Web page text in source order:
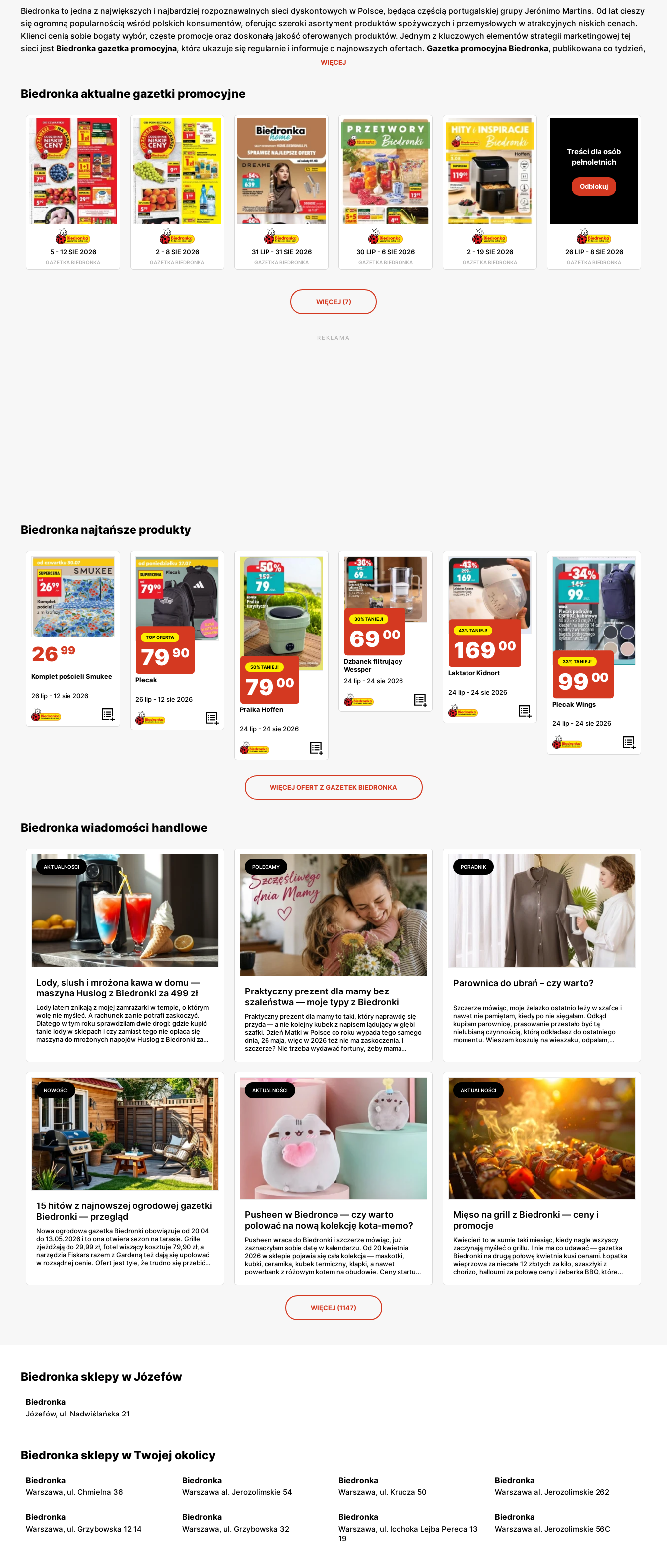
Biedronka to jedna z największych i najbardziej rozpoznawalnych sieci dyskontowych w Polsce, będąca częścią portugalskiej grupy Jerónimo Martins. Od lat cieszy
się ogromną popularnością wśród polskich konsumentów, oferując szeroki asortyment produktów spożywczych i przemysłowych w atrakcyjnych niskich cenach.
Klienci cenią sobie bogaty wybór, częste promocje oraz doskonałą jakość oferowanych produktów. Jednym z kluczowych elementów strategii marketingowej tej
sieci jest Biedronka gazetka promocyjna, która ukazuje się regularnie i informuje o najnowszych ofertach. Gazetka promocyjna Biedronka, publikowana co tydzień,
prezentuje aktualne promocje, specjalne oferty i sezonowe wyprzedaże, dzięki czemu klienci mogą planować swoje zakupy i korzystać z wyjątkowych okazji
szeroki wybór produktów pochodzących od rodzimych dostawców. Dzięki temu klienci mogą liczyć na świeże, wysokiej jakości produkty, które spełniają ich
zdrowym trybem życia. Sieć sklepów Biedronka jest obecna w całej Polsce, z ponad 3000 placówek, co sprawia, że jest łatwo dostępna dla milionów konsumentów.
Sklepy są zlokalizowane zarówno w dużych miastach, jak i mniejszych miejscowościach, co pozwala na wygodne zakupy blisko domu. Firma stawia na wysoką
jakość obsługi oraz komfort zakupów, co przekłada się na zadowolenie i lojalność klientów. Biedronka pozostaje jednym z ulubionych miejsc zakupów Polaków. Sieć
nieustannie dostosowuje swoją ofertę do potrzeb klientów, wprowadzając nowe produkty i udoskonalając istniejące, aby zapewnić najwyższą jakość i atrakcyjność
cenową. To miejsce, gdzie zakupy stają się przyjemnością, a każdy klient może liczyć na wyjątkowe oferty i doskonałą obsługę.
WIĘCEJ
Biedronka aktualne gazetki promocyjne
5-12 SIE 2026
GAZETKA BIEDRONKA
2-8 SIE 2026
GAZETKA BIEDRONKA
31 LIP- 31 SIE 2026
GAZETKA BIEDRONKA
30 LIP-6 SIE 2026
GAZETKA BIEDRONKA
2-19 SIE 2026
GAZETKA BIEDRONKA
Treści dla osób
pełnoletnich
Odblokuj
26 LIP-8 SIE 2026
GAZETKA BIEDRONKA
WIĘCEJ (7)
REKLAMA
Biedronka najtańsze produkty
26 99
Komplet pościeli Smukee
26 lip -12 sie 2026
TOP OFERTA
79 90
Plecak
26 lip -12 sie 2026
50% TANIEJ!
79 00
Pralka Hoffen
24 lip - 24 sie 2026
30% TANIEJ!
69 00
Dzbanek filtrujący
Wessper
24 lip - 24 sie 2026
43% TANIEJ!
169 00
Laktator Kidnort
24 lip - 24 sie 2026
33% TANIEJ!
99 00
Plecak Wings
24 lip - 24 sie 2026
WIĘCEJ OFERT Z GAZETEK BIEDRONKA
Biedronka wiadomości handlowe
AKTUALNOŚCI
Lody, slush i mrożona kawa w domu —
maszyna Huslog z Biedronki za 499 zł
Lody latem znikają z mojej zamrażarki w tempie, o którym
wolę nie myśleć. A rachunek za nie potrafi zaskoczyć.
Dlatego w tym roku sprawdziłam dwie drogi: gdzie kupić
tanie lody w sklepach i czy zamiast tego nie opłaca się
maszyna do mrożonych napojów Huslog z Biedronki za
Postanowiłam policzyć, kiedy naprawdę się to zwraca.
POLECAMY
Praktyczny prezent dla mamy bez
szaleństwa — moje typy z Biedronki
Praktyczny prezent dla mamy to taki, który naprawdę się
przyda — a nie kolejny kubek z napisem lądujący w głębi
szafki. Dzień Matki w Polsce co roku wypada tego samego
dnia, 26 maja, więc w 2026 też nie ma zaskoczenia. I
szczerze? Nie trzeba wydawać fortuny, żeby mama
ważną od 21 do 30 maja i wynotowałam to, co sama
wrzuciłabym do koszyka bez wahania: kosmetyki, perfumy
i drobiazgi, które kobiety faktycznie zużywają. Ceny
zaczynają się od kilkunastu złotych, a efekt bywa lepszy
niż niejeden droższy zestaw.
PORADNIK
Parownica do ubrań – czy warto?
Szczerze mówiąc, moje żelazko ostatnio leży w szafce i
nawet nie pamiętam, kiedy po nie sięgałam. Odkąd
kupiłam parownicę, prasowanie przestało być tą
nielubianą czynnością, którą odkładasz do ostatniego
momentu. Wieszam koszulę na wieszaku, odpalam,
zatrzęsienie, a nie każda robi to, co obiecuje producent.
NOWOŚCI
15 hitów z najnowszej ogrodowej gazetki
Biedronki — przegląd
Nowa ogrodowa gazetka Biedronki obowiązuje od 20.04
do 13.05.2026 i to ona otwiera sezon na tarasie. Grille
zjeżdżają do 29,99 zł, fotel wiszący kosztuje 79,90 zł, a
narzędzia Fiskars razem z Gardeną też dają się upolować
w rozsądnej cenie. Ofert jest tyle, że trudno się przebić
grilla węglowego po gazowego Landmanna za 1199 zł. W
AKTUALNOŚCI
Pusheen w Biedronce — czy warto
polować na nową kolekcję kota-memo?
Pusheen wraca do Biedronki i szczerze mówiąc, już
zaznaczyłam sobie datę w kalendarzu. Od 20 kwietnia
2026 w sklepie pojawia się cała kolekcja — maskotki,
kubki, ceramika, kubek termiczny, klapki, a nawet
powerbank z różowym kotem na obudowie. Ceny startują
największą maskotkę. Sprawdziłam całą gazetkę stronę
po stronie, policzyłam produkty i porównałam ceny ze
Smykiem. Powiem szczerze, co warto łapać w pierwszej
kolejności, a co zostawić na później.
AKTUALNOŚCI
Mięso na grill z Biedronki — ceny i
promocje
Kwiecień to w sumie taki miesiąc, kiedy nagle wszyscy
zaczynają myśleć o grillu. I nie ma co udawać — gazetka
Biedronki na drugą połowę kwietnia kusi cenami. Łopatka
wieprzowa za niecałe 12 złotych za kilo, szaszłyki z
chorizo, halloumi za połowę ceny i żeberka BBQ, które
grillowe z oferty 16-30 kwietnia, żeby nie trzeba było
WIĘCEJ (1147)
Biedronka sklepy w Józefów
Biedronka
Józefów, ul. Nadwiślańska 21
Biedronka sklepy w Twojej okolicy
Biedronka
Warszawa, ul. Chmielna 36
Biedronka
Warszawa al. Jerozolimskie 54
Biedronka
Warszawa, ul. Krucza 50
Biedronka
Warszawa al. Jerozolimskie 262
Biedronka
Warszawa, ul. Grzybowska 12 14
Biedronka
Warszawa, ul. Grzybowska 32
Biedronka
Warszawa, ul. Icchoka Lejba Pereca 13
19
Biedronka
Warszawa al. Jerozolimskie 56C